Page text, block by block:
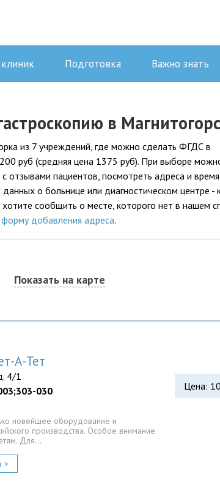
Подготовка Важно знать
в
из 7 учреждений, где можно сделать ФГДС в
руб (средняя цена 1375 руб). При выборе
отзывами пациентов, посмотреть адреса и
о больнице или диагностическом центре -
сообщить о месте, которого нет в нашем
форму добавления адреса.
Показать на карте
А-Тет
Цена:
4/1
030
новейшее оборудование и
производства. Особое внимание
Для…
>